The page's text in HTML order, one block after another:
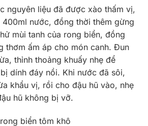
nguyên liệu đã được xào thấm vị,
nước, đồng thời thêm gừng
mùi tanh của rong biển, đồng
thơm ấm áp cho món canh. Đun
thỉnh thoảng khuấy nhẹ để
dính đáy nồi. Khi nước đã sôi,
khẩu vị, rồi cho đậu hũ vào, nhẹ
hũ không bị vỡ.
biển tôm khô